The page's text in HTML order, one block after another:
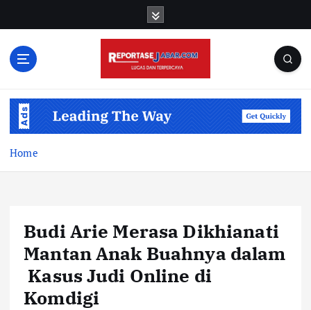
Home
Budi Arie Merasa Dikhianati
Mantan Anak Buahnya dalam
Kasus Judi Online di
Komdigi